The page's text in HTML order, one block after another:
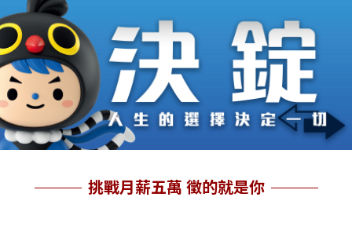
挑戰月薪五萬 徵的就是你